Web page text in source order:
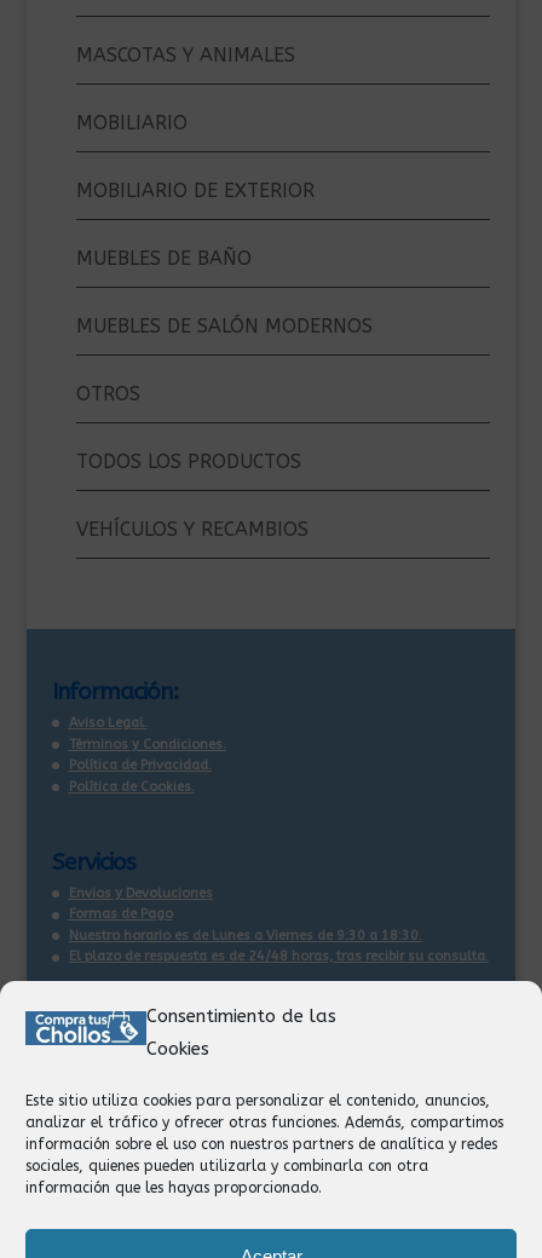
Consentimiento de las
Cookies
Este sitio utiliza cookies para personalizar el contenido, anuncios,
analizar el tráfico y ofrecer otras funciones. Además, compartimos
información sobre el uso con nuestros partners de analítica y redes
sociales, quienes pueden utilizarla y combinarla con otra
información que les hayas proporcionado.
MASCOTAS Y ANIMALES
MOBILIARIO
MOBILIARIO DE EXTERIOR
MUEBLES DE BAÑO
MUEBLES DE SALÓN MODERNOS
OTROS
TODOS LOS PRODUCTOS
VEHÍCULOS Y RECAMBIOS
Información:
Aviso Legal.
Términos y Condiciones.
Política de Privacidad.
Política de Cookies.
Servicios
Envios y Devoluciones
Formas de Pago
Nuestro horario es de Lunes a Viernes de 9:30 a 18:30.
El plazo de respuesta es de 24/48 horas, tras recibir su consulta.
Contacto:
Facturación
Devoluciones
Privacidad
Formas de Pago